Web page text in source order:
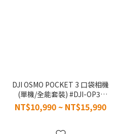
DJI OSMO POCKET 3 口袋相機
(單機/全能套裝) #DJI-OP3-
CP1 #DJI-OP3-CP2
NT$10,990 ~ NT$15,990